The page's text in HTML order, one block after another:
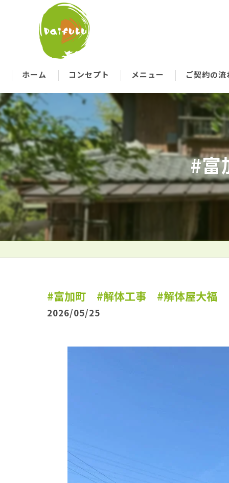
ホーム コンセプト
代表あいさつ
メニュー ご契約の流
#
#富加町 #解体工事 #解体屋大福
2026/05/25